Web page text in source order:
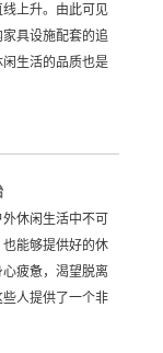
上升。由此可见
具设施配套的追
生活的品质也是
休闲生活中不可
能够提供好的休
疲惫，渴望脱离
人提供了一个非